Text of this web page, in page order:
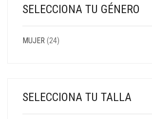
SELECCIONA TU GÉNERO
MUJER (24)
SELECCIONA TU TALLA